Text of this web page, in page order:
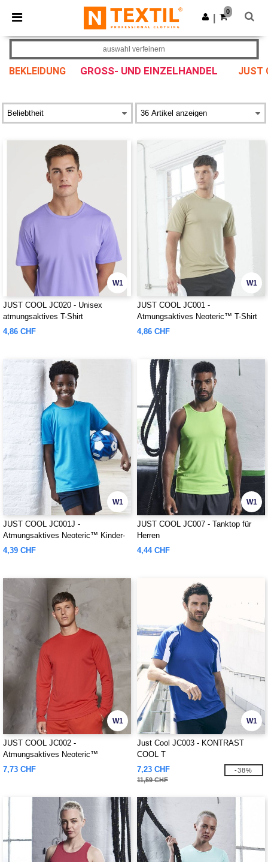
× Ntextil App
Bessere Preise in der App!
App holen
0
BEKLEIDUNG GROSS- UND EINZELHANDEL JUST
auswahl verfeinern
W1
JUST COOL JC020 - Unisex
atmungsaktives T-Shirt
4,86 CHF
W1
JUST COOL JC001 -
Atmungsaktives Neoteric™ T-Shirt
4,86 CHF
W1
JUST COOL JC001J -
Atmungsaktives Neoteric™ Kinder-
T-Shirt
4,39 CHF
W1
JUST COOL JC007 - Tanktop für
Herren
4,44 CHF
W1
JUST COOL JC002 -
Atmungsaktives Neoteric™
Langarm-T-Shirt
7,73 CHF
W1
Just Cool JC003 - KONTRAST
COOL T
7,23 CHF
11,59 CHF
-38%